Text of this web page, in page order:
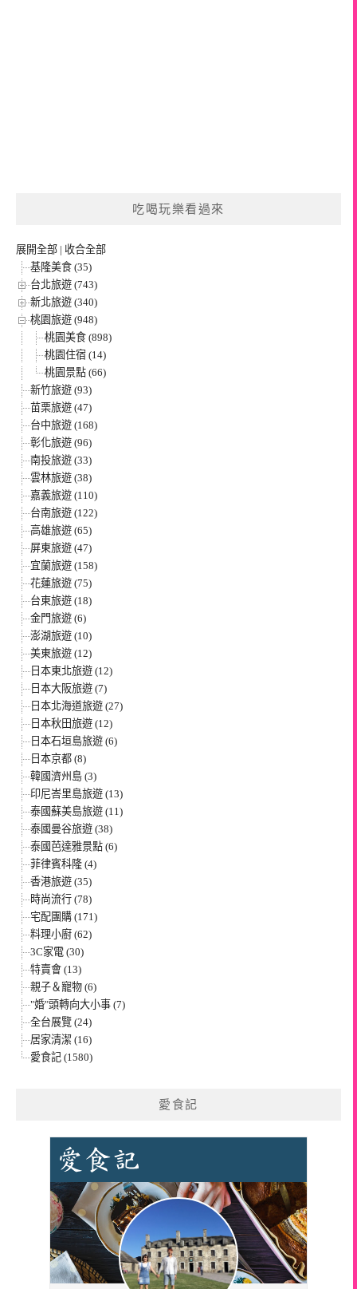
吃喝玩樂看過來
展開全部 | 收合全部
基隆美食 (35)
台北旅遊 (743)
新北旅遊 (340)
桃園旅遊 (948)
桃園美食 (898)
桃園住宿 (14)
桃園景點 (66)
新竹旅遊 (93)
苗栗旅遊 (47)
台中旅遊 (168)
彰化旅遊 (96)
南投旅遊 (33)
雲林旅遊 (38)
嘉義旅遊 (110)
台南旅遊 (122)
高雄旅遊 (65)
屏東旅遊 (47)
宜蘭旅遊 (158)
花蓮旅遊 (75)
台東旅遊 (18)
金門旅遊 (6)
澎湖旅遊 (10)
美東旅遊 (12)
日本東北旅遊 (12)
日本大阪旅遊 (7)
日本北海道旅遊 (27)
日本秋田旅遊 (12)
日本石垣島旅遊 (6)
日本京都 (8)
韓國濟州島 (3)
印尼峇里島旅遊 (13)
泰國蘇美島旅遊 (11)
泰國曼谷旅遊 (38)
泰國芭達雅景點 (6)
菲律賓科隆 (4)
香港旅遊 (35)
時尚流行 (78)
宅配團購 (171)
料理小廚 (62)
3C家電 (30)
特賣會 (13)
親子＆寵物 (6)
"婚"頭轉向大小事 (7)
全台展覽 (24)
居家清潔 (16)
愛食記 (1580)
愛食記